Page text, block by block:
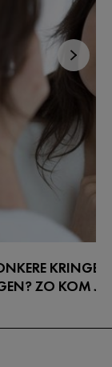
ZO KOM JE
kringen onder